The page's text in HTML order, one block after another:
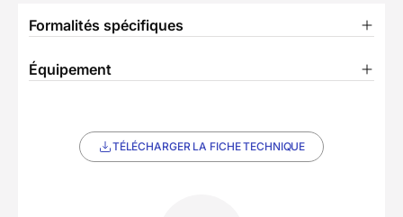
Formalités spécifiques
Équipement
TÉLÉCHARGER LA FICHE TECHNIQUE